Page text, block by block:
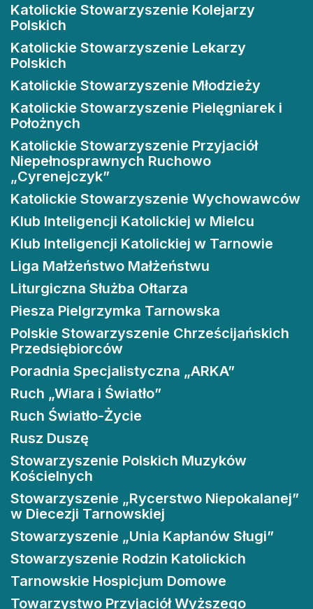
Katolickie Stowarzyszenie Kolejarzy
Polskich
Katolickie Stowarzyszenie Lekarzy
Polskich
Katolickie Stowarzyszenie Młodzieży
Katolickie Stowarzyszenie Pielęgniarek i
Położnych
Katolickie Stowarzyszenie Przyjaciół
Niepełnosprawnych Ruchowo
„Cyrenejczyk”
Katolickie Stowarzyszenie Wychowawców
Klub Inteligencji Katolickiej w Mielcu
Klub Inteligencji Katolickiej w Tarnowie
Liga Małżeństwo Małżeństwu
Liturgiczna Służba Ołtarza
Piesza Pielgrzymka Tarnowska
Polskie Stowarzyszenie Chrześcijańskich
Przedsiębiorców
Poradnia Specjalistyczna „ARKA”
Ruch „Wiara i Światło”
Ruch Światło-Życie
Rusz Duszę
Stowarzyszenie Polskich Muzyków
Kościelnych
Stowarzyszenie „Rycerstwo Niepokalanej”
w Diecezji Tarnowskiej
Stowarzyszenie „Unia Kapłanów Sługi”
Stowarzyszenie Rodzin Katolickich
Tarnowskie Hospicjum Domowe
Towarzystwo Przyjaciół Wyższego